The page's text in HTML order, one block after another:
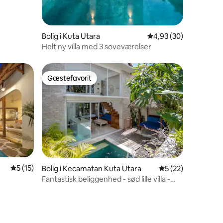
Bolig i Kuta Utara 4,93 ud af 5 i
4,93 (30)
Helt ny villa med 3 soveværelser
5 ud af 5 i gennemsnitlig bedømmelse, 15 omtaler
5 (15)
Gæstefavorit
Gæstefavorit
Bolig i Kecamatan Kuta Utara 5 ud af 5 i
5 (22)
Fantastisk beliggenhed - sød lille villa -